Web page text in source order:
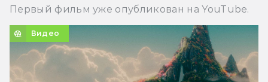
Первый фильм уже опубликован на YouTube.
Видео